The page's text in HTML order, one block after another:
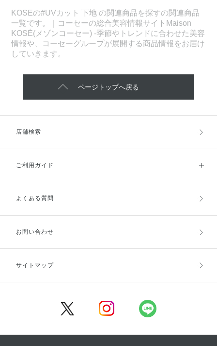
KOSEの#UVカット 下地 の関連商品を探すの関連商品
一覧です。｜コーセーの総合美容情報サイトMaison
KOSÉ(メゾンコーセー) -季節やトレンドに合わせた美容
情報や、コーセーグループが展開する商品情報をお届け
していきます。
ページトップへ戻る
店舗検索
ご利用ガイド
ご利用ガイドトップ
お支払方法
キャンセル・返品・交換
よくある質問
お問い合わせ
サイトマップ